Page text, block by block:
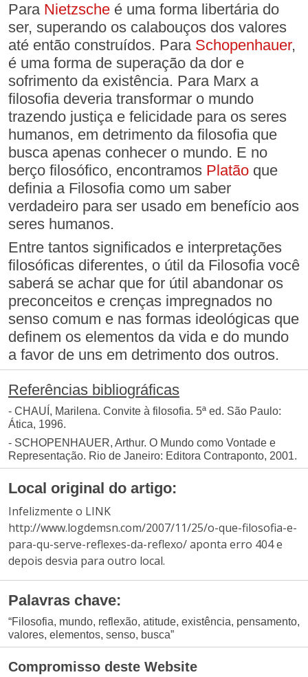
Para Nietzsche é uma forma libertária do
ser, superando os calabouços dos valores
até então construídos. Para Schopenhauer,
é uma forma de superação da dor e
sofrimento da existência. Para Marx a
filosofia deveria transformar o mundo
trazendo justiça e felicidade para os seres
humanos, em detrimento da filosofia que
busca apenas conhecer o mundo. E no
berço filosófico, encontramos Platão que
definia a Filosofia como um saber
verdadeiro para ser usado em benefício aos
seres humanos.
Entre tantos significados e interpretações
filosóficas diferentes, o útil da Filosofia você
saberá se achar que for útil abandonar os
preconceitos e crenças impregnados no
senso comum e nas formas ideológicas que
definem os elementos da vida e do mundo
a favor de uns em detrimento dos outros.
Referências bibliográficas
- CHAUÍ, Marilena. Convite à filosofia. 5ª ed. São Paulo:
Ática, 1996.
- SCHOPENHAUER, Arthur. O Mundo como Vontade e
Representação. Rio de Janeiro: Editora Contraponto, 2001.
Local original do artigo:
Infelizmente o LINK
http://www.logdemsn.com/2007/11/25/o-que-filosofia-e-
para-qu-serve-reflexes-da-reflexo/ aponta erro 404 e
depois desvia para outro local.
Palavras chave:
“Filosofia, mundo, reflexão, atitude, existência, pensamento,
valores, elementos, senso, busca”
Compromisso deste Website